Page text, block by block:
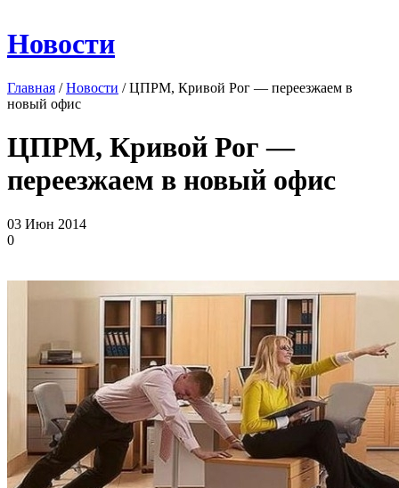
Новости
Главная /Новости / ЦПРМ, Кривой Рог — переезжаем в
новый офис
ЦПРМ, Кривой Рог —
переезжаем в новый офис
03 Июн 2014
0